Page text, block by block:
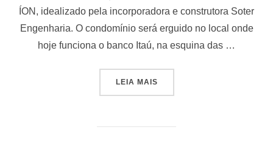
ÍON, idealizado pela incorporadora e construtora Soter
Engenharia. O condomínio será erguido no local onde
hoje funciona o banco Itaú, na esquina das …
LEIA MAIS“ICARAÍ GANHA